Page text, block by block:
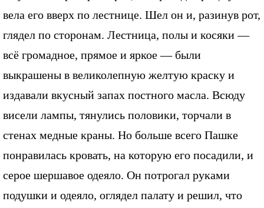
вела его вверх по лестнице. Шел он и, разинув рот,
глядел по сторонам. Лестница, полы и косяки —
всё громадное, прямое и яркое — были
выкрашены в великолепную желтую краску и
издавали вкусный запах постного масла. Всюду
висели лампы, тянулись половики, торчали в
стенах медные краны. Но больше всего Пашке
понравилась кровать, на которую его посадили, и
серое шершавое одеяло. Он потрогал руками
подушки и одеяло, оглядел палату и решил, что